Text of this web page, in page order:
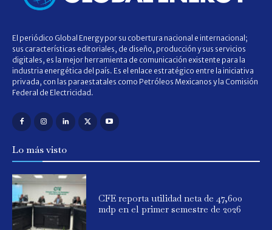
El periódico Global Energy por su cobertura nacional e internacional;
sus características editoriales, de diseño, producción y sus servicios
digitales, es la mejor herramienta de comunicación existente para la
industria energética del país. Es el enlace estratégico entre la iniciativa
privada, con las paraestatales como Petróleos Mexicanos y la Comisión
Federal de Electricidad.
Lo más visto
CFE reporta utilidad neta de 47,600
mdp en el primer semestre de 2026